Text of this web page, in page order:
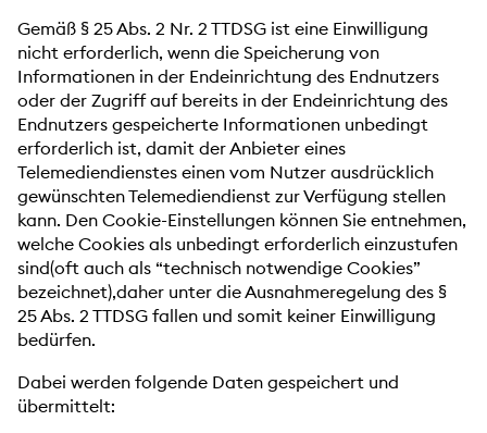
Gemäß § 25 Abs. 2 Nr. 2 TTDSG ist eine Einwilligung
nicht erforderlich, wenn die Speicherung von
Informationen in der Endeinrichtung des Endnutzers
oder der Zugriff auf bereits in der Endeinrichtung des
Endnutzers gespeicherte Informationen unbedingt
erforderlich ist, damit der Anbieter eines
Telemediendienstes einen vom Nutzer ausdrücklich
gewünschten Telemediendienst zur Verfügung stellen
kann. Den Cookie-Einstellungen können Sie entnehmen,
welche Cookies als unbedingt erforderlich einzustufen
sind(oft auch als “technisch notwendige Cookies”
bezeichnet),daher unter die Ausnahmeregelung des §
25 Abs. 2 TTDSG fallen und somit keiner Einwilligung
bedürfen.
Dabei werden folgende Daten gespeichert und
übermittelt: